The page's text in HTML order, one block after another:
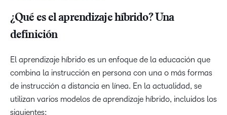
¿Qué es el aprendizaje híbrido? Una
definición
El aprendizaje híbrido es un enfoque de la educación que
combina la instrucción en persona con una o más formas
de instrucción a distancia en línea. En la actualidad, se
utilizan varios modelos de aprendizaje híbrido, incluidos los
siguientes: